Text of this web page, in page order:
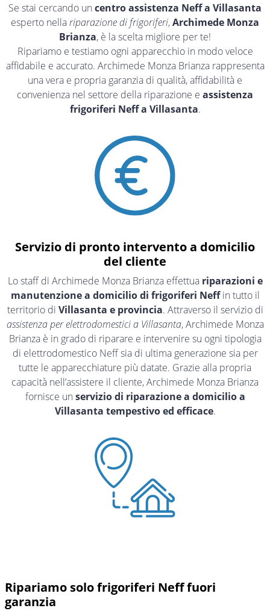
Se stai cercando un centro assistenza Neff a Villasanta
esperto nellariparazione di frigoriferi,Archimede Monza
Brianza, è la scelta migliore per te!
Ripariamo e testiamo ogni apparecchio in modo veloce
affidabile e accurato. Archimede Monza Brianza rappresenta
una vera e propria garanzia di qualità, affidabilità e
convenienza nel settore della riparazione e assistenza
frigoriferi Neff a Villasanta.
Servizio di pronto intervento a domicilio
del cliente
Lo staff di Archimede Monza Brianza effettua riparazioni e
manutenzione a domicilio di frigoriferi Neffin tutto il
territorio di Villasanta e provincia. Attraverso il servizio di
assistenza per elettrodomestici a Villasanta, Archimede Monza
Brianza è in grado di riparare e intervenire su ogni tipologia
di elettrodomestico Neff sia di ultima generazione sia per
tutte le apparecchiature più datate. Grazie alla propria
capacità nell’assistere il cliente, Archimede Monza Brianza
fornisce un servizio di riparazione a domicilio a
Villasanta tempestivo ed efficace.
Ripariamo solo frigoriferi Neff fuori
garanzia